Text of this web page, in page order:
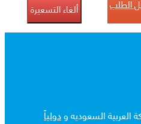
الطلب ألغاء التسعيرة
السعوديه ودولياً